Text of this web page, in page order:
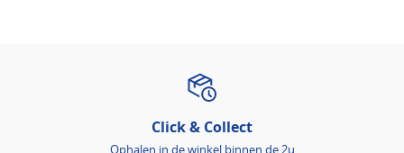
Click & Collect
Ophalen in de winkel binnen de 2u